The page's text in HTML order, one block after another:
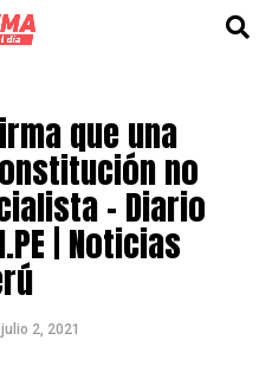
que una
no
– Diario
| Noticias
julio 2, 2021